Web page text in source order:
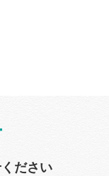
ださい